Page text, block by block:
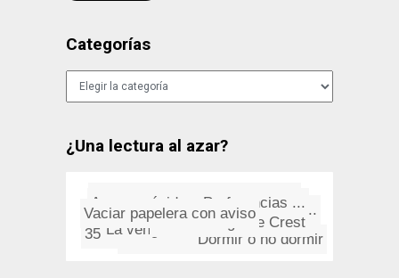
Categorías
Categorías
¿Una lectura al azar?
Un diseño para la semana: Arc...
35 cosas que probablemente no ...
H. P. Lovecraft, caballero del...
Alerta alimentaria
La venganza del usuario
Animals
Acceso rápido a Preferencias ...
Dormir o no dormir
A-ha: Riding The Crest
Vaciar papelera con aviso